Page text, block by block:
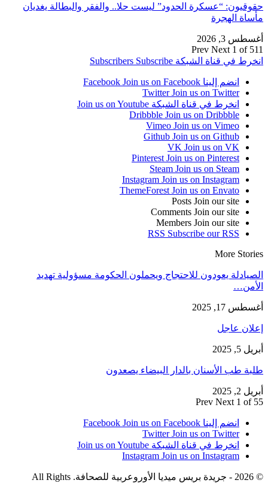
حقوقيون: “عسكرة الحدود” ليست حلا.. والفقر والبطالة يغديان
مأساة الهجرة
أغسطس 3, 2026
Prev Next 1 of 511
انخرط في قناة الشبكة
Subscribers Subscribe
انضم إلينا Facebook Join us on Facebook
Twitter Join us on Twitter
انخرط في قناة الشبكة Join us on Youtube
Dribbble Join us on Dribbble
Vimeo Join us on Vimeo
Github Join us on Github
VK Join us on VK
Pinterest Join us on Pinterest
Steam Join us on Steam
Instagram Join us on Instagram
ThemeForest Join us on Envato
Posts Join our site
Comments Join our site
Members Join our site
RSS Subscribe our RSS
More Stories
الصيادلة يعودون للاحتجاج ويحملون الحكومة مسؤولية تهديد
الأمن…
أغسطس 17, 2025
إعلان عاجل
أبريل 5, 2025
طلبة طب الأسنان بالدار البيضاء يصعدون
أبريل 2, 2025
Prev Next 1 of 55
انضم إلينا Facebook Join us on Facebook
Twitter Join us on Twitter
انخرط في قناة الشبكة Join us on Youtube
Instagram Join us on Instagram
© 2026 - جريدة بريس ميديا الأوروعربية للصحافة. All Rights